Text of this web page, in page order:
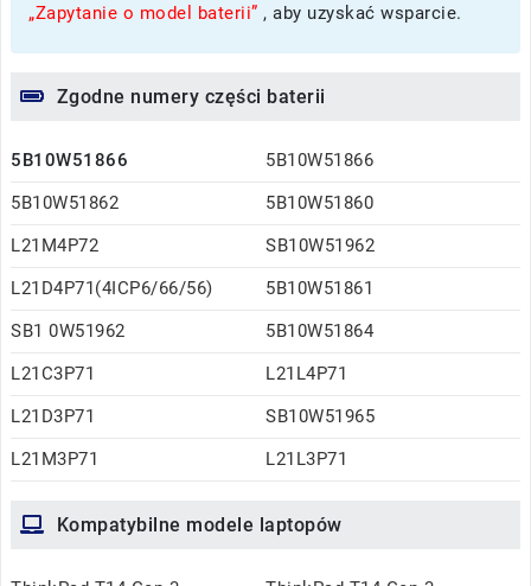
„Zapytanie o model baterii” , aby uzyskać wsparcie.
Zgodne numery części baterii
5B10W51866
5B10W51866
5B10W51862
5B10W51860
L21M4P72
SB10W51962
L21D4P71(4ICP6/66/56)
5B10W51861
SB1 0W51962
5B10W51864
L21C3P71
L21L4P71
L21D3P71
SB10W51965
L21M3P71
L21L3P71
Kompatybilne modele laptopów